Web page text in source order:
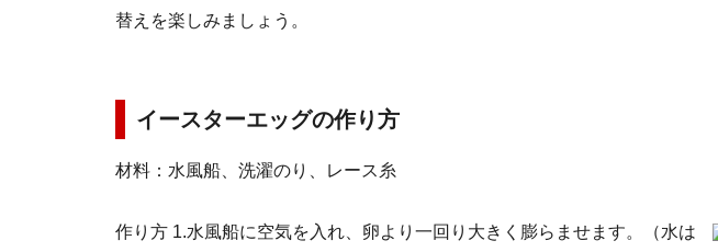
替えを楽しみましょう。
イースターエッグの作り方
材料：水風船、洗濯のり、レース糸
作り方 1.水風船に空気を入れ、卵より一回り大きく膨らませます。（水は